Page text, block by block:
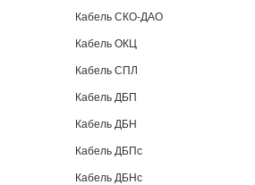
Кабель СКО-ДАО
Кабель ОКЦ
Кабель СПЛ
Кабель ДБП
Кабель ДБН
Кабель ДБПс
Кабель ДБНс